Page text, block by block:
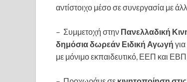
αντίστοιχο μέσο σε συνεργασία με
– Συμμετοχή στην Πανελλαδική
δημόσια δωρεάν Ειδική Αγωγή
με μόνιμο εκπαιδευτικό, ΕΕΠ και ΕΒΠ